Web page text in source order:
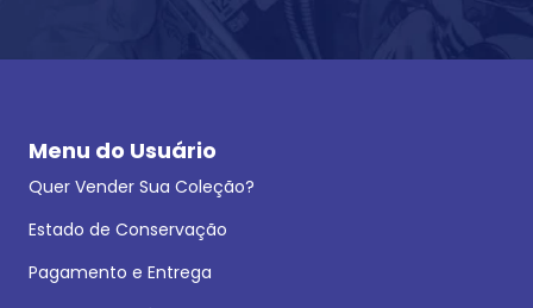
Menu do Usuário
Quer Vender Sua Coleção?
Estado de Conservação
Pagamento e Entrega